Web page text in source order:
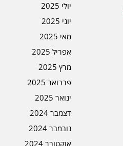
יולי 2025
יוני 2025
מאי 2025
אפריל 2025
מרץ 2025
פברואר 2025
ינואר 2025
דצמבר 2024
נובמבר 2024
אוקטובר 2024